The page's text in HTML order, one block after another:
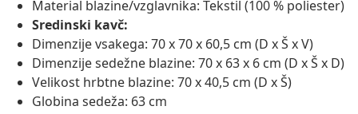
Material blazine/vzglavnika: Tekstil (100 % poliester)
Sredinski kavč:
Dimenzije vsakega: 70 x 70 x 60,5 cm (D x Š x V)
Dimenzije sedežne blazine: 70 x 63 x 6 cm (D x Š x D)
Velikost hrbtne blazine: 70 x 40,5 cm (D x Š)
Globina sedeža: 63 cm